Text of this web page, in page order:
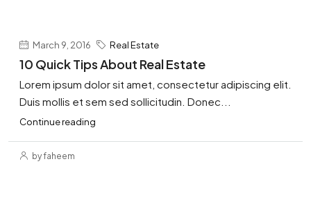
March 9, 2016 Real Estate
10 Quick Tips About Real Estate
Lorem ipsum dolor sit amet, consectetur adipiscing elit.
Duis mollis et sem sed sollicitudin. Donec...
Continue reading
by faheem